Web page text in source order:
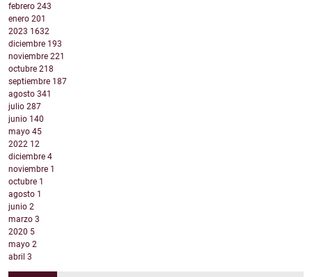
febrero 243
enero 201
2023 1632
diciembre 193
noviembre 221
octubre 218
septiembre 187
agosto 341
julio 287
junio 140
mayo 45
2022 12
diciembre 4
noviembre 1
octubre 1
agosto 1
junio 2
marzo 3
2020 5
mayo 2
abril 3